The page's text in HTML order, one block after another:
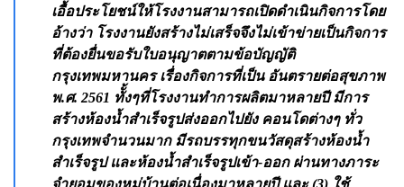
เอื้อประโยชน์ให้โรงงานสามารถเปิดดำเนินกิจการโดย
อ้างว่า โรงงานยังสร้างไม่เสร็จจึงไม่เข้าข่ายเป็นกิจการ
ที่ต้องยื่นขอรับใบอนุญาตตามข้อบัญญัติ
กรุงเทพมหานคร เรื่องกิจการที่เป็น อันตรายต่อสุขภาพ
พ.ศ. 2561 ทัั้งๆที่โรงงานทำการผลิตมาหลายปี มีการ
สร้างห้องน้ำสำเร็จรูปส่งออกไปยัง คอนโดต่างๆ ทั่ว
กรุงเทพจำนวนมาก มีรถบรรทุกขนวัสดุสร้างห้องน้ำ
สำเร็จรูป และห้องน้ำสำเร็จรูปเข้า-ออก ผ่านทางภาระ